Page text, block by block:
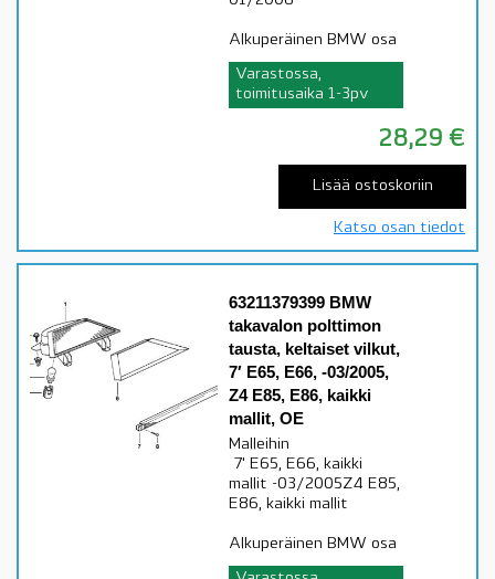
Alkuperäinen BMW osa
Varastossa,
toimitusaika 1-3pv
28,29 €
Lisää ostoskoriin
Katso osan tiedot
63211379399 BMW
takavalon polttimon
tausta, keltaiset vilkut,
7′ E65, E66, -03/2005,
Z4 E85, E86, kaikki
mallit, OE
Malleihin
7' E65, E66, kaikki
mallit -03/2005Z4 E85,
E86, kaikki mallit
Alkuperäinen BMW osa